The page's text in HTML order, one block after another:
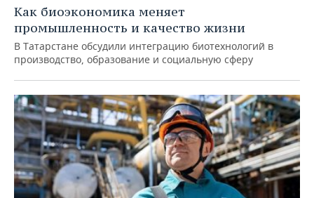
Как биоэкономика меняет
промышленность и качество жизни
В Татарстане обсудили интеграцию биотехнологий в
производство, образование и социальную сферу